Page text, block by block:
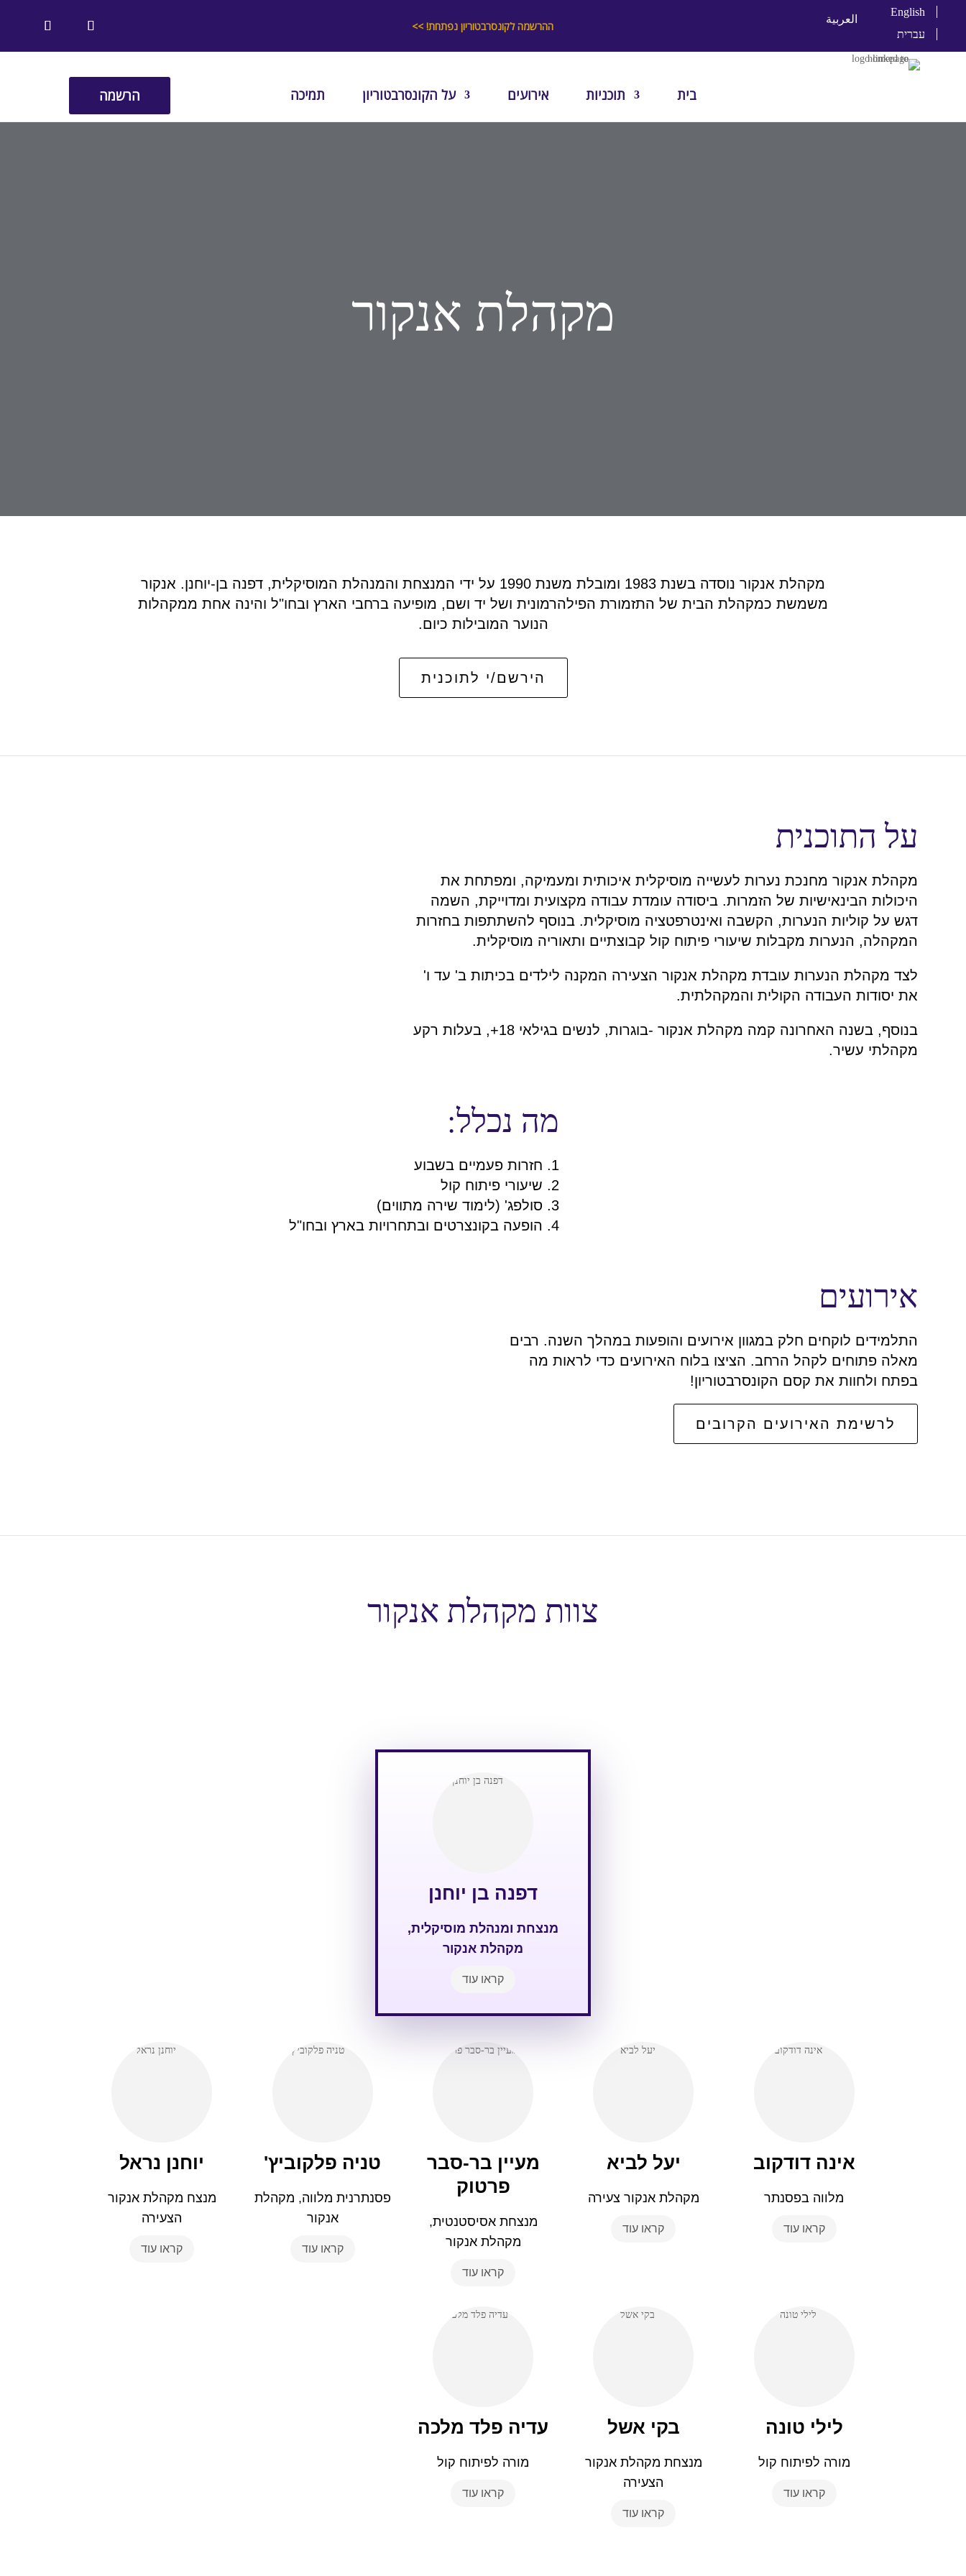
ההרשמה לקונסרבטוריון נפתחת!>>
English
עברית
العربية
הרשמה בית תוכניות אירועים על הקונסרבטוריון תמיכה
מקהלת אנקור
מקהלת אנקור נוסדה בשנת 1983 ומובלת משנת 1990 על ידי המנצחת והמנהלת המוסיקלית, דפנה בן-יוחנן. אנקור
משמשת כמקהלת הבית של התזמורת הפילהרמונית ושל יד ושם, מופיעה ברחבי הארץ ובחו"ל והינה אחת ממקהלות
הנוער המובילות כיום.
הירשם/י לתוכנית
על התוכנית
מקהלת אנקור מחנכת נערות לעשייה מוסיקלית איכותית ומעמיקה, ומפתחת את
היכולות הבינאישיות של הזמרות. ביסודה עומדת עבודה מקצועית ומדוייקת, השמה
דגש על קוליות הנערות, הקשבה ואינטרפטציה מוסיקלית. בנוסף להשתתפות בחזרות
המקהלה, הנערות מקבלות שיעורי פיתוח קול קבוצתיים ותאוריה מוסיקלית.
לצד מקהלת הנערות עובדת מקהלת אנקור הצעירה המקנה לילדים בכיתות ב' עד ו'
את יסודות העבודה הקולית והמקהלתית.
בנוסף, בשנה האחרונה קמה מקהלת אנקור -בוגרות, לנשים בגילאי 18+, בעלות רקע
מקהלתי עשיר.
מה נכלל:
1. חזרות פעמיים בשבוע
2. שיעורי פיתוח קול
3. סולפג' (לימוד שירה מתווים)
4. הופעה בקונצרטים ובתחרויות בארץ ובחו"ל
אירועים
התלמידים לוקחים חלק במגוון אירועים והופעות במהלך השנה. רבים
מאלה פתוחים לקהל הרחב. הציצו בלוח האירועים כדי לראות מה
בפתח ולחוות את קסם הקונסרבטוריון!
לרשימת האירועים הקרובים
צוות מקהלת אנקור
דפנה בן יוחנן
מנצחת ומנהלת מוסיקלית,
מקהלת אנקור
קראו עוד
אינה דודקוב
מלווה בפסנתר
קראו עוד
יעל לביא
מקהלת אנקור צעירה
קראו עוד
מעיין בר-סבר
פרטוק
מנצחת אסיסטנטית,
מקהלת אנקור
קראו עוד
טניה פלקוביץ'
פסנתרנית מלווה, מקהלת
אנקור
קראו עוד
יוחנן נראל
מנצח מקהלת אנקור
הצעירה
קראו עוד
לילי טונה
מורה לפיתוח קול
קראו עוד
בקי אשל
מנצחת מקהלת אנקור
הצעירה
קראו עוד
עדיה פלד מלכה
מורה לפיתוח קול
קראו עוד